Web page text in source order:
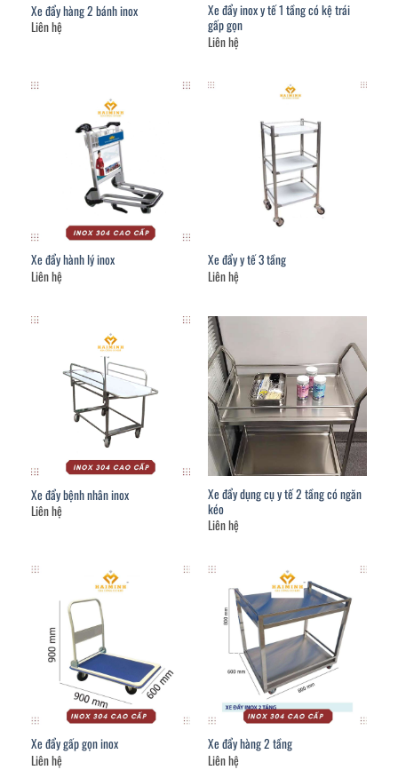
Xe đẩy hàng 2 bánh inox
Liên hệ
Xe đẩy inox y tế 1 tầng có kệ trái
gấp gọn
Liên hệ
Xe đẩy hành lý inox
Liên hệ
Xe đẩy y tế 3 tầng
Liên hệ
Xe đẩy bệnh nhân inox
Liên hệ
Xe đẩy dụng cụ y tế 2 tầng có ngăn
kéo
Liên hệ
Xe đẩy gấp gọn inox
Liên hệ
Xe đẩy hàng 2 tầng
Liên hệ